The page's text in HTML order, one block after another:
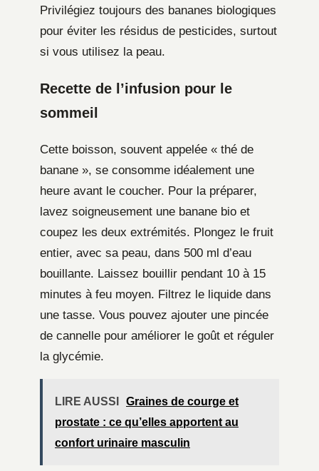
Privilégiez toujours des bananes biologiques
pour éviter les résidus de pesticides, surtout
si vous utilisez la peau.
Recette de l’infusion pour le
sommeil
Cette boisson, souvent appelée « thé de
banane », se consomme idéalement une
heure avant le coucher. Pour la préparer,
lavez soigneusement une banane bio et
coupez les deux extrémités. Plongez le fruit
entier, avec sa peau, dans 500 ml d’eau
bouillante. Laissez bouillir pendant 10 à 15
minutes à feu moyen. Filtrez le liquide dans
une tasse. Vous pouvez ajouter une pincée
de cannelle pour améliorer le goût et réguler
la glycémie.
LIRE AUSSI
Graines de courge et
prostate : ce qu’elles apportent au
confort urinaire masculin